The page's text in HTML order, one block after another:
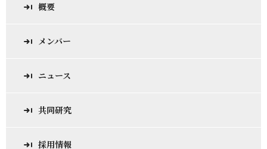
概要
メンバー
ニュース
共同研究
採用情報